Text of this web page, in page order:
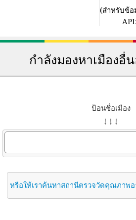
(สำหรับข้อ
API:
กำลังมองหาเมืองอื่
ป้อนชื่อเมือง
↓ ↓ ↓
หรือให้เราค้นหาสถานีตรวจวัดคุณภาพ